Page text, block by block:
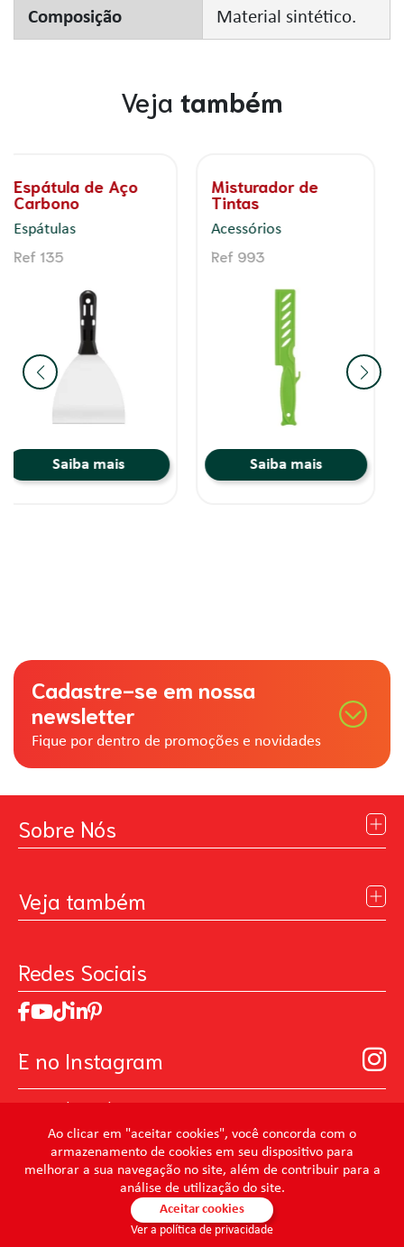
Ao clicar em "aceitar cookies", você concorda com o
armazenamento de cookies em seu dispositivo para
melhorar a sua navegação no site, além de contribuir para a
análise de utilização do site.
Aceitar cookies
Ver a política de privacidade
Composição Material sintético.
Veja também
Cobre Tudo –
Protetor para piso
- Impermeável e
absorvente -
Proteção contra
impacto.
Acessórios
Ref 1089
Espátula Plástica
Lisa
Espátulas
Ref 858
Saiba mais
Cadastre-se em nossa
newsletter
Fique por dentro de promoções e novidades
Sobre Nós
Contato
Trabalhe Conosco
Relatório de Sustentabilidade 2025
Código de ética
Acionistas
Prevenir Não Dói
Veja também
MasterChef
Art Of Love
Seja um distribuidor de Limpeza Profissional
Redes Sociais
E no Instagram
@mundocondor
@condorbeleza
@condorlimpeza
@condorhigienebucal
@condorpinturaimobiliaria
@condorpinturaartistica